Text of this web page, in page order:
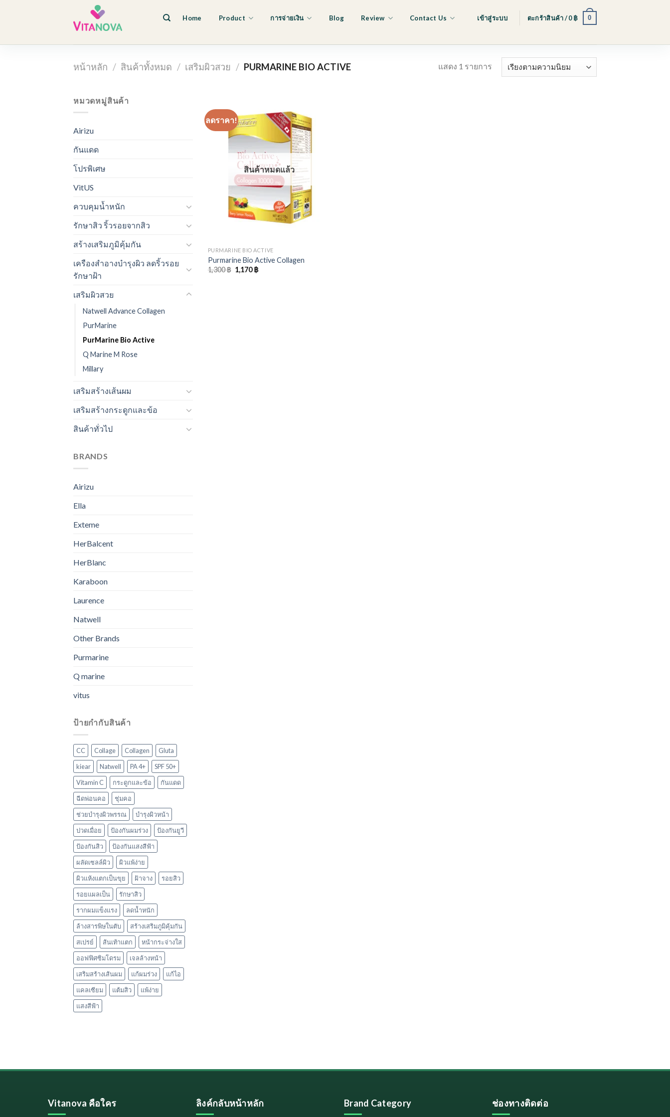
Home Product การจ่ายเงิน Blog Review Contact Us เข้าสู่ระบบ ตะกร้าสินค้า /0฿ 0
หน้าหลัก / สินค้าทั้งหมด / เสริมผิวสวย / PURMARINE BIO ACTIVE แสดง 1 รายการ
หมวดหมู่สินค้า
Airizu
กันแดด
โปรพิเศษ
VitUS
ควบคุมน้ำหนัก
รักษาสิว ริ้วรอยจากสิว
สร้างเสริมภูมิคุ้มกัน
เครืองสำอางบำรุงผิว ลดริ้วรอย
รักษาฝ้า
เสริมผิวสวย
Natwell Advance Collagen
PurMarine
PurMarine Bio Active
Q Marine M Rose
Millary
เสริมสร้างเส้นผม
เสริมสร้างกระดูกและข้อ
สินค้าทั่วไป
BRANDS
Airizu
Ella
Exteme
HerBalcent
HerBlanc
Karaboon
Laurence
Natwell
Other Brands
Purmarine
Q marine
vitus
ป้ายกำกับสินค้า
CC Collage Collagen
Gluta
kiear
Natwell PA 4+
SPF 50+
Vitamin C
กระดูกและข้อ
กันแดด
ฉีดพ่อนคอ
ชุ่มคอ
ช่วยบำรุงผิวพรรณ
บำรุงผิวหน้า
ปวดเมื่อย
ป้องกันผมร่วง
ป้องกันยูวี
ป้องกันสิว
ป้องกันแสงสีฟ้า
ผลัดเซลล์ผิว
ผิวแพ้ง่าย
ผิวแห้งแตกเป็นขุย
ฝ้าจาง
รอยสิว
รอยแผลเป็น
รักษาสิว
รากผมแข็งแรง
ลดน้ำหนัก
ล้างสารพิษในตับ
สร้างเสริมภูมิคุ้มกัน
สเปรย์
ส้นเท้าแตก
หน้ากระจ่างใส
ออฟฟิศซิมโดรม
เจลล้างหน้า
เสริมสร้างเส้นผม
แก้ผมร่วง
แก้ไอ
แคลเซียม
แต้มสิว
แพ้ง่าย
แสงสีฟ้า
ลดราคา!
สินค้าหมดแล้ว
PURMARINE BIO ACTIVE
Purmarine Bio Active Collagen
1,300฿ Original
price
1,170฿Current
Vitanova คือใคร ลิงค์กลับหน้าหลัก Brand Category ช่องทางติดต่อ